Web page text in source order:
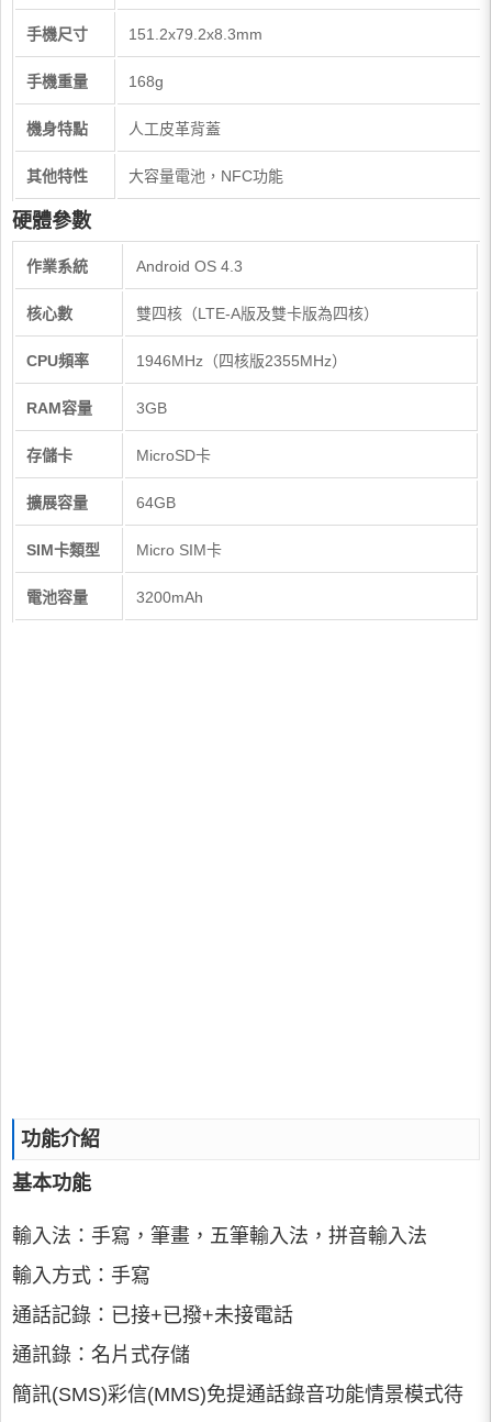
手機尺寸 151.2x79.2x8.3mm
手機重量 168g
機身特點 人工皮革背蓋
其他特性 大容量電池，NFC功能
硬體參數
作業系統 Android OS 4.3
核心數 雙四核（LTE-A版及雙卡版為四核）
CPU頻率 1946MHz（四核版2355MHz）
RAM容量 3GB
存儲卡 MicroSD卡
擴展容量 64GB
SIM卡類型 Micro SIM卡
電池容量 3200mAh
功能介紹
基本功能
輸入法： 手寫，筆畫，五筆輸入法，拼音輸入法
輸入方式： 手寫
通話記錄： 已接+已撥+未接電話
通訊錄： 名片式存儲
簡訊(SMS)彩信(MMS)免提通話錄音功能情景模式待